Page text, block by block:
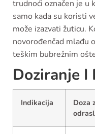
trudnoći označen je u
samo kada su koristi
može izazvati žuticu.
novorođenčad mlađu
teškim bubrežnim
Doziranje I
Indikacija
Doza